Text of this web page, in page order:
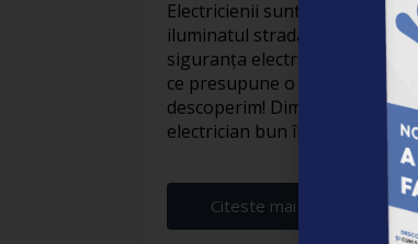
Electricienii sunt adevărați
iluminatul stradal care face
siguranța electrică din
ce presupune o zi obișnuită
descoperim! Dimineața
electrician bun începe
Citeste mai departe...